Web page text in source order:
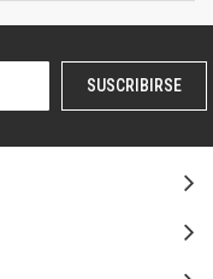
SUSCRIBIRSE